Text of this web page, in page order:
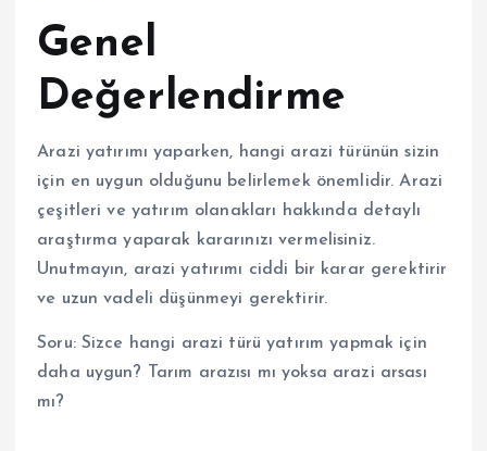
Genel
Değerlendirme
Arazi yatırımı yaparken, hangi arazi türünün sizin
için en uygun olduğunu belirlemek önemlidir. Arazi
çeşitleri ve yatırım olanakları hakkında detaylı
araştırma yaparak kararınızı vermelisiniz.
Unutmayın, arazi yatırımı ciddi bir karar gerektirir
ve uzun vadeli düşünmeyi gerektirir.
Soru: Sizce hangi arazi türü yatırım yapmak için
daha uygun? Tarım arazısı mı yoksa arazi arsası
mı?